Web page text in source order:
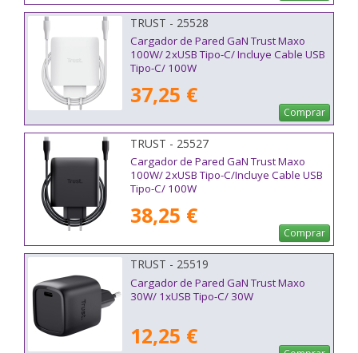
TRUST - 25528
Cargador de Pared GaN Trust Maxo
100W/ 2xUSB Tipo-C/ Incluye Cable USB
Tipo-C/ 100W
37,25 €
Comprar
TRUST - 25527
Cargador de Pared GaN Trust Maxo
100W/ 2xUSB Tipo-C/Incluye Cable USB
Tipo-C/ 100W
38,25 €
Comprar
TRUST - 25519
Cargador de Pared GaN Trust Maxo
30W/ 1xUSB Tipo-C/ 30W
12,25 €